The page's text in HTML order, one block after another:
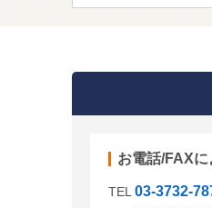
お電話/FAX
TEL 03-3732-